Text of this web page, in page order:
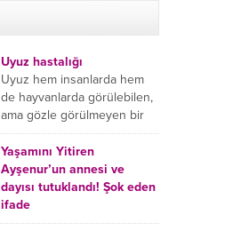
Uyuz hastalığı
Uyuz hem insanlarda hem
de hayvanlarda görülebilen,
ama gözle görülmeyen bir
tür mikroplu böcek
hastalığıdır. Uyuz hastalığı
(Urticaria), deride veya...
Yaşamını Yitiren
Ayşenur’un annesi ve
dayısı tutuklandı! Şok eden
ifade
Burdur’da yatağında ölü